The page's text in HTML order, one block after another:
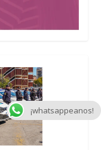
¡whatsappeanos!